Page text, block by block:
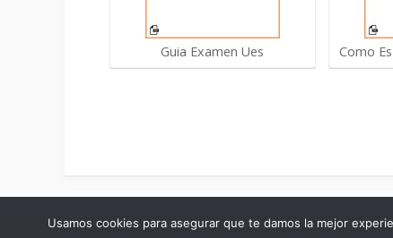
Guia Examen Ues Como
2026 Online Examenes ©
Usamos cookies para asegurar que te damos la mejor